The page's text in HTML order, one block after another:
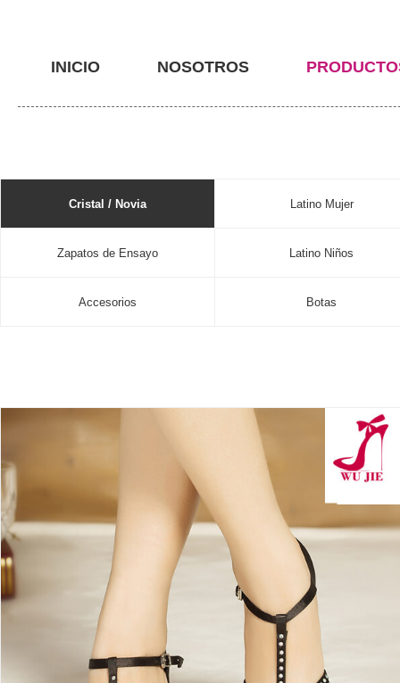
INICIO NOSOTROS
Cristal / Novia Latino Mujer
Zapatos de Ensayo Latino Niños
Accesorios Botas